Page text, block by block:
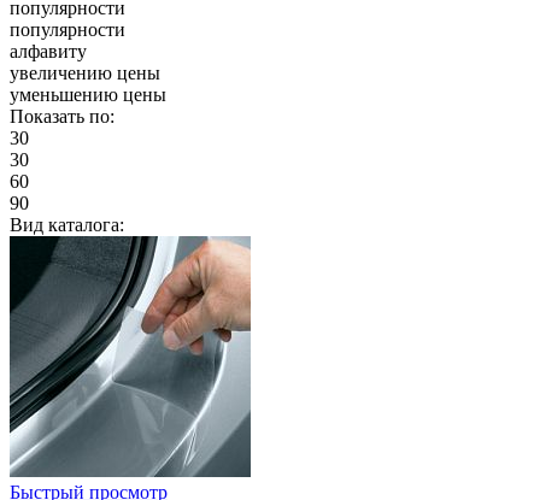
популярности
популярности
алфавиту
увеличению цены
уменьшению цены
Показать по:
30
30
60
90
Вид каталога:
Быстрый просмотр